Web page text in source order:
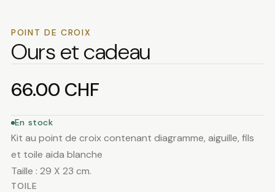
POINT DE CROIX
Ours et cadeau
66.00 CHF
En stock
Kit au point de croix contenant diagramme, aiguille, fils
et toile aida blanche
Taille : 29 X 23 cm.
TOILE